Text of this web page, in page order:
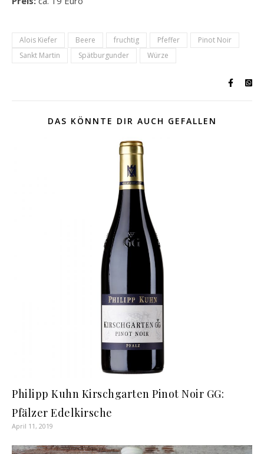
Alois Kiefer Beere fruchtig Pfeffer
Pinot Noir
Sankt Martin
Spätburgunder Würze
DAS KÖNNTE DIR AUCH GEFALLEN
Philipp Kuhn Kirschgarten Pinot Noir GG:
Pfälzer Edelkirsche
April 11, 2019